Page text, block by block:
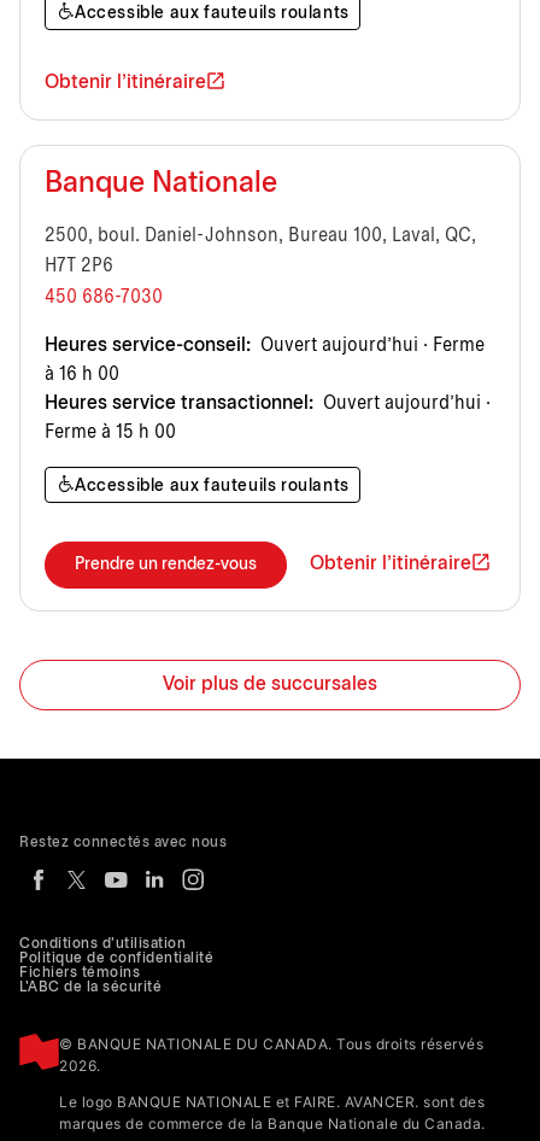
Accessible aux fauteuils roulants
Obtenir l'itinéraire
Banque Nationale
2500, boul. Daniel-Johnson, Bureau 100, Laval, QC,
H7T 2P6
450 686-7030
Heures service-conseil: Ouvert aujourd’hui · Ferme
à 16 h 00
Heures service transactionnel: Ouvert aujourd’hui ·
Ferme à 15 h 00
Accessible aux fauteuils roulants
Prendre un rendez-vous Obtenir l'itinéraire
Voir plus de succursales
Conditions d'utilisation
Politique de confidentialité
Fichiers témoins
L'ABC de la sécurité
© BANQUE NATIONALE DU CANADA. Tous droits réservés
2026.
Le logo BANQUE NATIONALE et FAIRE. AVANCER. sont des
marques de commerce de la Banque Nationale du Canada.
Restez connectés avec nous